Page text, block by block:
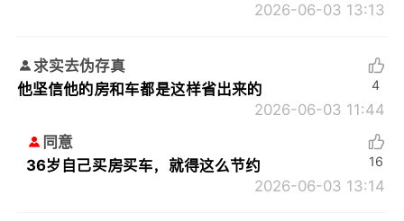
2026-06-03 13:13
求实去伪存真
他坚信他的房和车都是这样省出来的
2026-06-03 11:44
4
同意
36岁自己买房买车，就得这么节约
2026-06-03 13:14
16